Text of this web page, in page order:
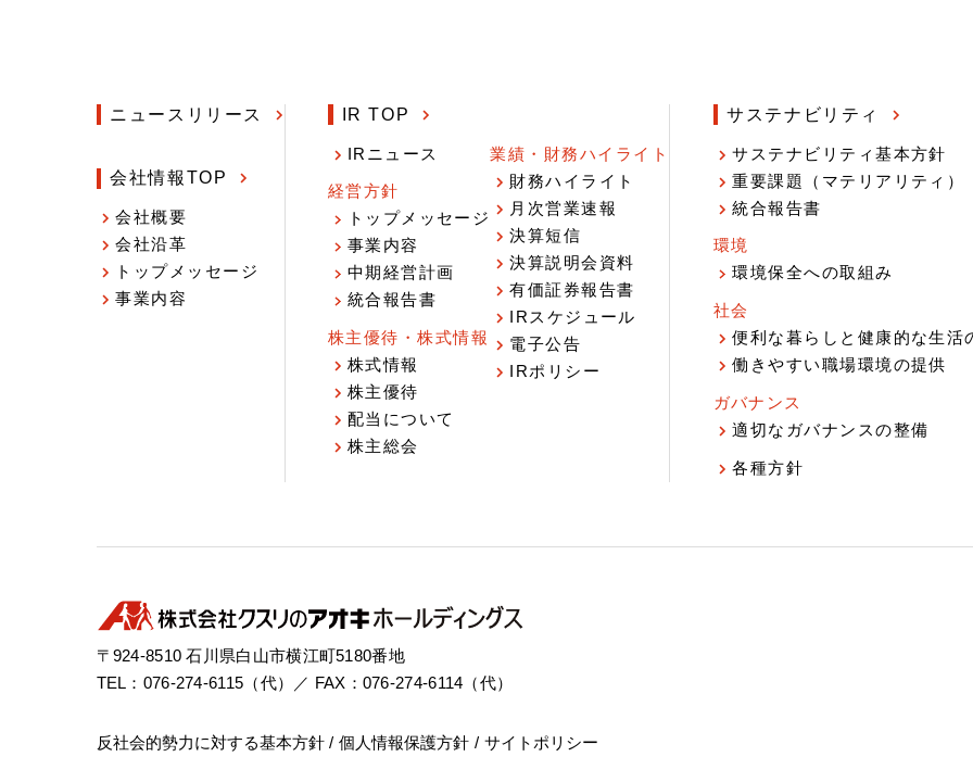
ニュースリリース
会社情報TOP
会社概要
会社沿革
トップメッセージ
事業内容
IR TOP
IRニュース
経営方針
トップメッセージ
事業内容
中期経営計画
統合報告書
株主優待・株式情報
株式情報
株主優待
配当について
株主総会
業績・財務ハイライト
財務ハイライト
月次営業速報
決算短信
決算説明会資料
有価証券報告書
IRスケジュール
電子公告
IRポリシー
サステナビリティ
サステナビリティ基本方針
重要課題（マテリアリティ）
統合報告書
環境
環境保全への取組み
社会
便利な暮らしと健康的な生活
働きやすい職場環境の提供
ガバナンス
適切なガバナンスの整備
各種方針
〒924-8510 石川県白山市横江町5180番地
TEL：076-274-6115（代）／ FAX：076-274-6114（代）
反社会的勢力に対する基本方針 個人情報保護方針 サイトポリシー